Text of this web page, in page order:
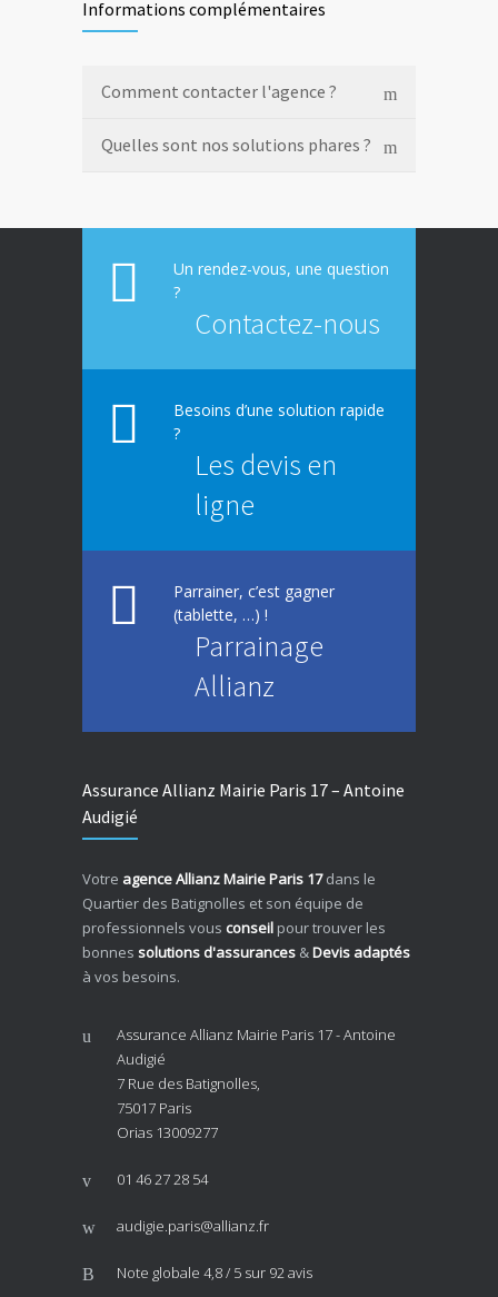
Informations complémentaires
Comment contacter l'agence ?
Quelles sont nos solutions phares ?
Un rendez-vous, une question
?
Contactez-nous
Besoins d’une solution rapide
?
Les devis en
ligne
Parrainer, c’est gagner
(tablette, …) !
Parrainage
Allianz
Assurance Allianz Mairie Paris 17 – Antoine
Audigié
Votre agence Allianz Mairie Paris 17dans le
Quartier des Batignolles et son équipe de
professionnels vous conseil pour trouver les
bonnes solutions d'assurances &Devis adaptés
à vos besoins.
Assurance Allianz Mairie Paris 17 - Antoine
Audigié
7 Rue des Batignolles,
75017 Paris
Orias 13009277
01 46 27 28 54
audigie.paris@allianz.fr
Note globale 4,8 / 5 sur 92 avis